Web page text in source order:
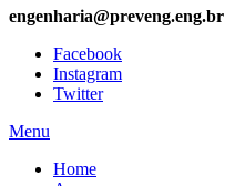
engenharia@preveng.eng.br
Facebook
Instagram
Twitter
Menu
Home